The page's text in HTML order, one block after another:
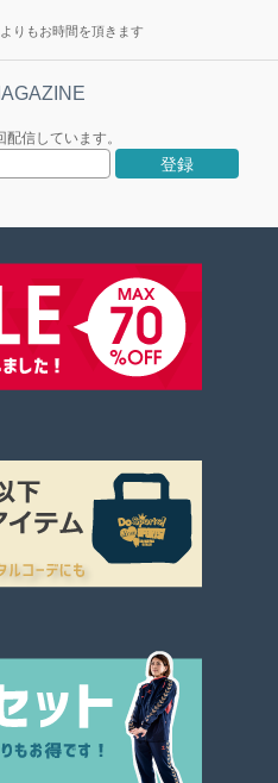
りもお時間を頂きます
信しています。